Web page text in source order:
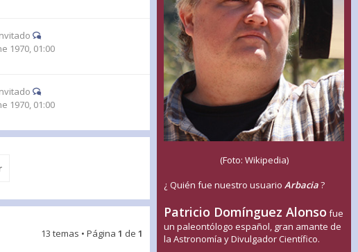
1970, 01:00
1970, 01:00
13 temas • Página 1 de 1
(Foto: Wikipedia)
¿ Quién fue nuestro usuario Arbacia?
Patricio Domínguez Alonso fue
un paleontólogo español, gran amante de
la Astronomía y Divulgador Científico.